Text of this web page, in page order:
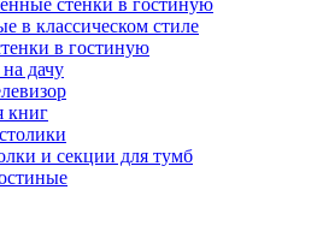
стенки в гостиную
в классическом стиле
в гостиную
дачу
книг
и секции для тумб